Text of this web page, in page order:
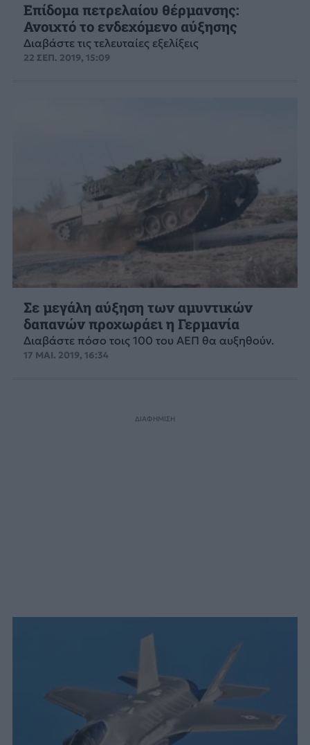
Επίδομα πετρελαίου θέρμανσης:
Ανοιχτό το ενδεχόμενο αύξησης
Διαβάστε τις τελευταίες εξελίξεις
22 ΣΕΠ. 2019, 15:09
Σε μεγάλη αύξηση των αμυντικών
δαπανών προχωράει η Γερμανία
Διαβάστε πόσο τοις 100 του ΑΕΠ θα αυξηθούν.
17 ΜΑΙ. 2019, 16:34
ΔΙΑΦΗΜΙΣΗ